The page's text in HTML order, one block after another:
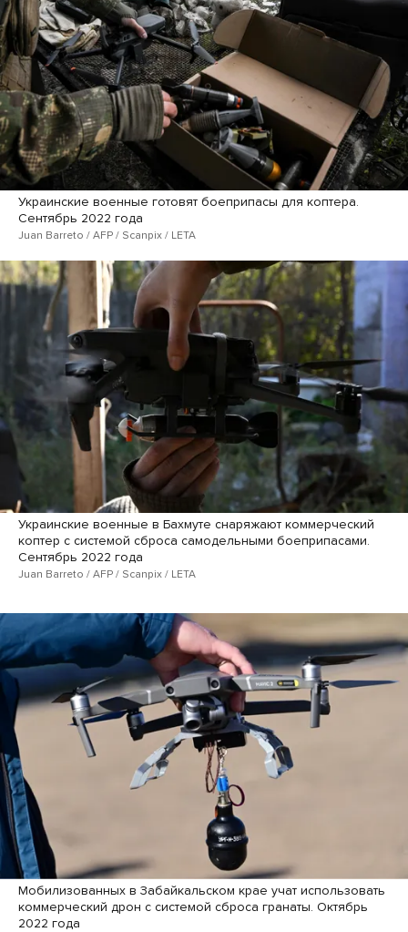
Украинские военные готовят боеприпасы для коптера.
Сентябрь 2022 года
Juan Barreto / AFP / Scanpix / LETA
Украинские военные в Бахмуте снаряжают коммерческий
коптер с системой сброса самодельными боеприпасами.
Сентябрь 2022 года
Juan Barreto / AFP / Scanpix / LETA
Мобилизованных в Забайкальском крае учат использовать
коммерческий дрон с системой сброса гранаты. Октябрь
2022 года